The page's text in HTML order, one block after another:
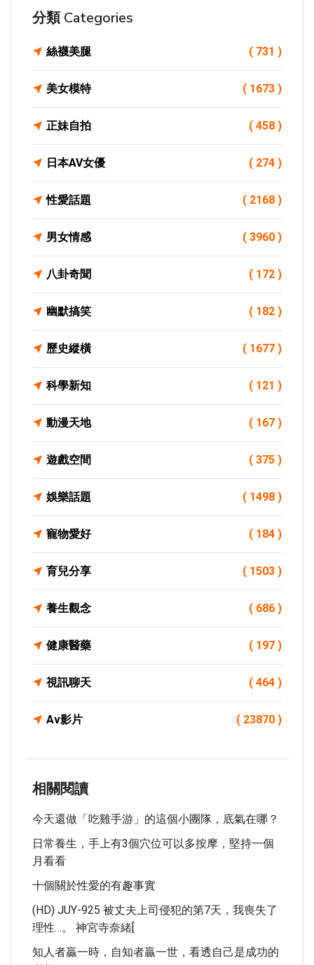
分類 Categories
絲襪美腿 ( 731 )
美女模特 ( 1673 )
正妹自拍 ( 458 )
日本AV女優 ( 274 )
性愛話題 ( 2168 )
男女情感 ( 3960 )
八卦奇聞 ( 172 )
幽默搞笑 ( 182 )
歷史縱橫 ( 1677 )
科學新知 ( 121 )
動漫天地 ( 167 )
遊戲空間 ( 375 )
娛樂話題 ( 1498 )
寵物愛好 ( 184 )
育兒分享 ( 1503 )
養生觀念 ( 686 )
健康醫藥 ( 197 )
視訊聊天 ( 464 )
Av影片 ( 23870 )
相關閱讀
今天還做「吃雞手游」的這個小團隊，底氣在哪？
日常養生，手上有3個穴位可以多按摩，堅持一個
月看看
十個關於性愛的有趣事實
(HD) JUY-925 被丈夫上司侵犯的第7天，我喪失了
理性…。 神宮寺奈緒[
知人者贏一時，自知者贏一世，看透自己是成功的